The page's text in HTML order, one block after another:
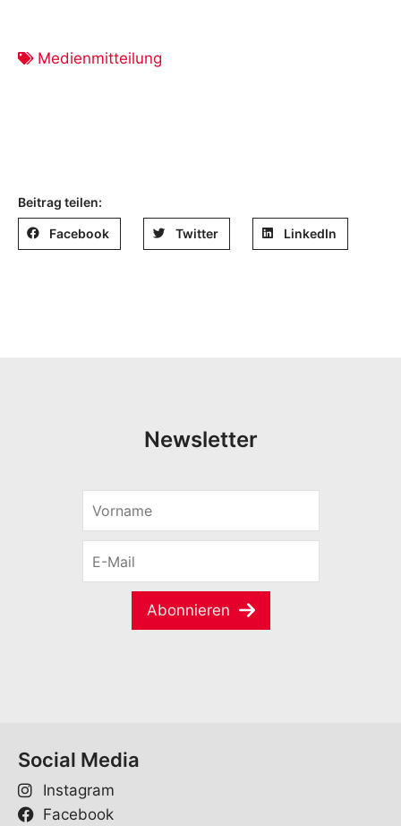
Medienmitteilung
Beitrag teilen:
Facebook Twitter LinkedIn
Newsletter
r
m
M
Abonnieren
Social Media
Instagram
Facebook